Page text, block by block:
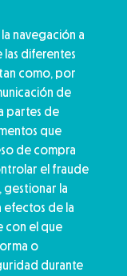
navegación a
las diferentes
como, por
de
partes de
que
de compra
el fraude
gestionar la
efectos de la
con el que
o
durante